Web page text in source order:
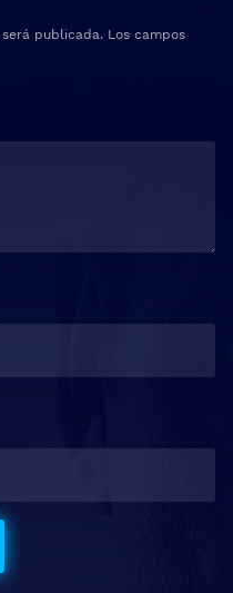
publicada. Los campos